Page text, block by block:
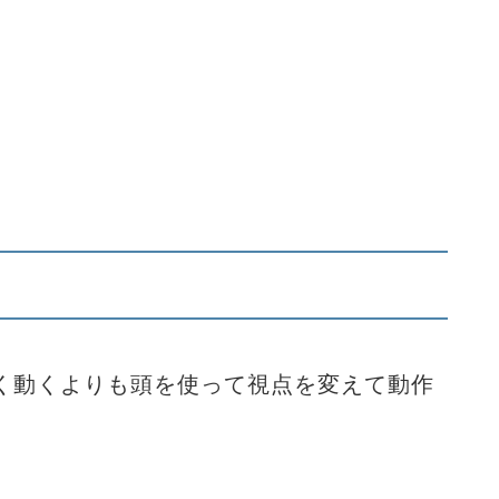
くよりも頭を使って視点を変えて動作